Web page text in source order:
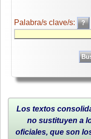
Palabra/s clave/s:
Los textos
no sustituyen a
oficiales, que son